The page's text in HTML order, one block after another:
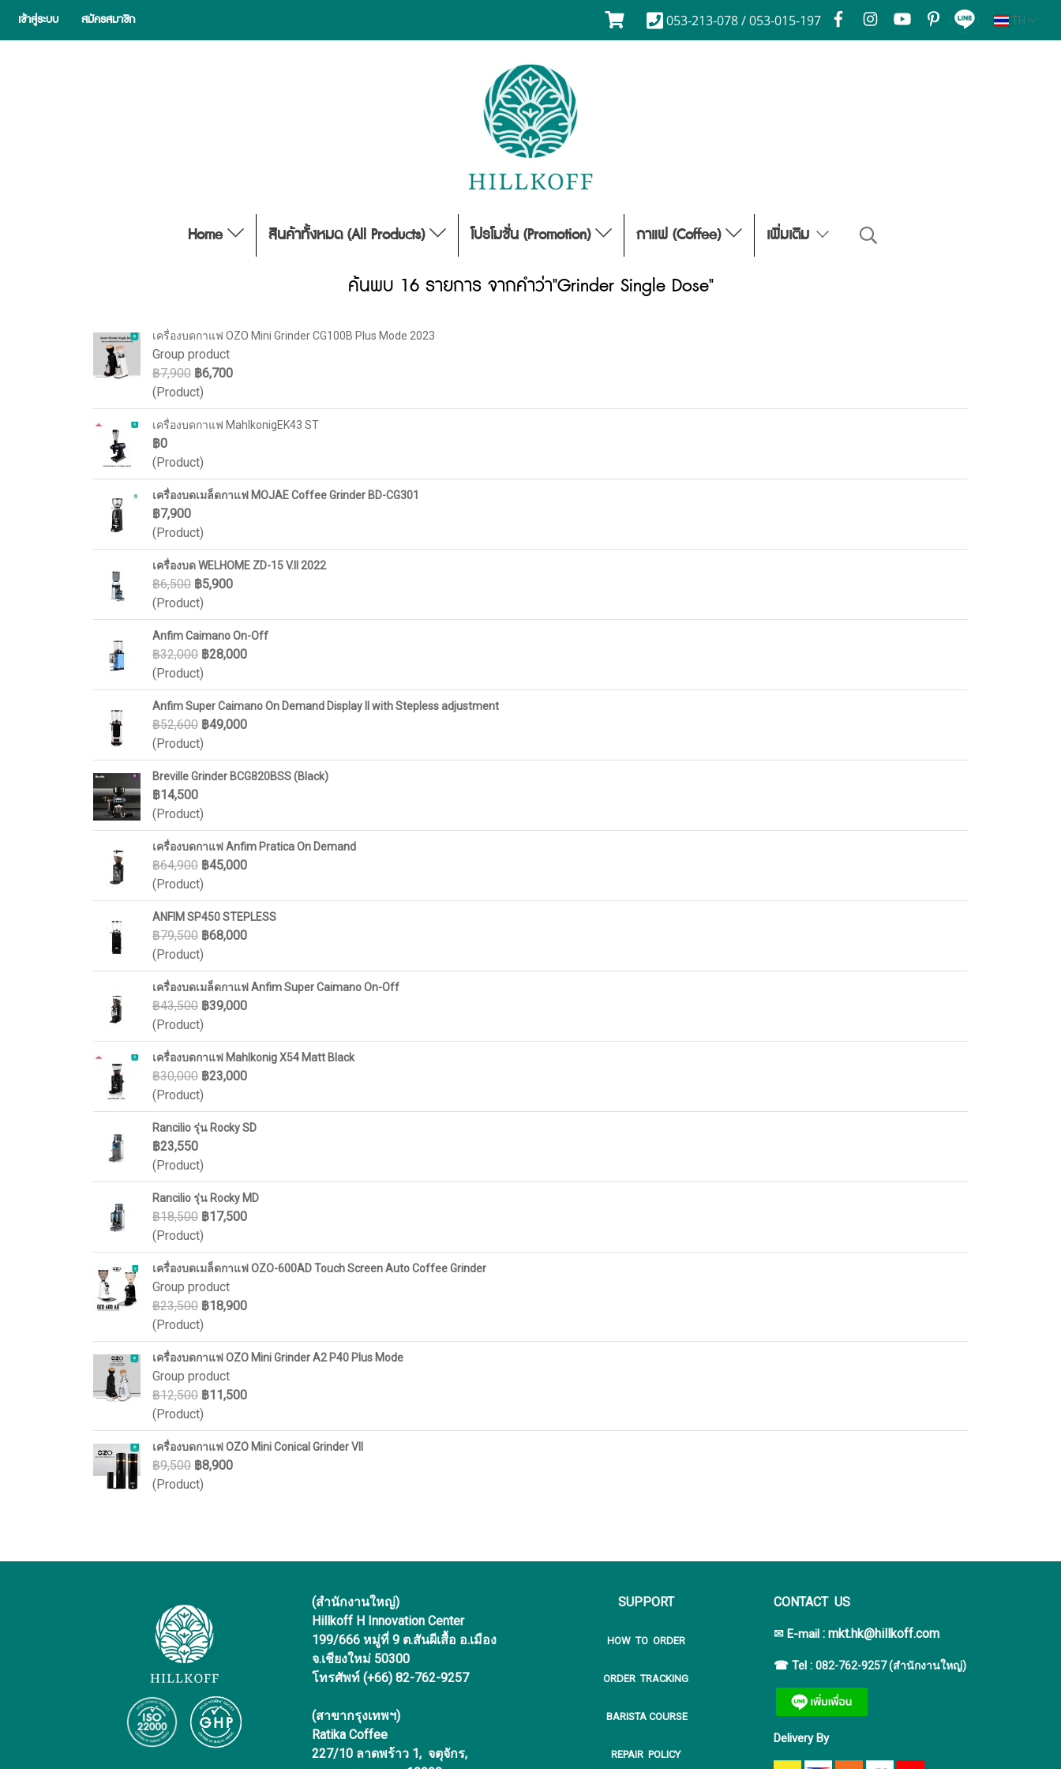
เข้าสู่ระบบ สมัครสมาชิก 053-213-078 / 053-015-197 TH
Home สินค้าทั้งหมด (All Products) โปรโมชั่น (Promotion) กาแฟ (Coffee) เพิ่มเติม
ค้นพบ 16 รายการ จากคำว่า"Grinder Single Dose"
เครื่องบดกาแฟ OZO Mini Grinder CG100B Plus Mode 2023
Group product
฿7,900 ฿6,700
(Product)
เครื่องบดกาแฟ MahlkonigEK43 ST
฿0
(Product)
เครื่องบดเมล็ดกาแฟ MOJAE Coffee Grinder BD-CG301
฿7,900
(Product)
เครื่องบด WELHOME ZD-15 V.II 2022
฿6,500 ฿5,900
(Product)
Anfim Caimano On-Off
฿32,000 ฿28,000
(Product)
Anfim Super Caimano On Demand Display II with Stepless adjustment
฿52,600 ฿49,000
(Product)
Breville Grinder BCG820BSS (Black)
฿14,500
(Product)
เครื่องบดกาแฟ Anfim Pratica On Demand
฿64,900 ฿45,000
(Product)
ANFIM SP450 STEPLESS
฿79,500 ฿68,000
(Product)
เครื่องบดเมล็ดกาแฟ Anfim Super Caimano On-Off
฿43,500 ฿39,000
(Product)
เครื่องบดกาแฟ Mahlkonig X54 Matt Black
฿30,000 ฿23,000
(Product)
Rancilio รุ่น Rocky SD
฿23,550
(Product)
Rancilio รุ่น Rocky MD
฿18,500 ฿17,500
(Product)
เครื่องบดเมล็ดกาแฟ OZO-600AD Touch Screen Auto Coffee Grinder
Group product
฿23,500 ฿18,900
(Product)
เครื่องบดกาแฟ OZO Mini Grinder A2 P40 Plus Mode
Group product
฿12,500 ฿11,500
(Product)
เครื่องบดกาแฟ OZO Mini Conical Grinder VII
฿9,500 ฿8,900
(Product)
(สำนักงานใหญ่)
Hillkoff H Innovation Center
199/666 หมู่ที่ 9 ต.สันผีเสื้อ อ.เมือง
จ.เชียงใหม่ 50300
โทรศัพท์ (+66) 82-762-9257
(สาขากรุงเทพฯ)
Ratika Coffee
227/10 ลาดพร้าว 1, จตุจักร,
SUPPORT
HOW TO ORDER
ORDER TRACKING
BARISTA COURSE
REPAIR POLICY
CONTACT US
✉ E-mail:mkt.hk@hillkoff.com
☎ Tel : 082-762-9257 (สำนักงานใหญ่)
Delivery By